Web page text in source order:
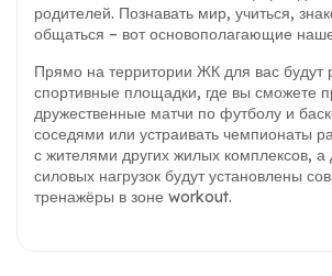
родителей. Познавать мир, учиться,
общаться – вот основополагающие
Прямо на территории ЖК для вас будут
спортивные площадки, где вы сможете
дружественные матчи по футболу и
соседями или устраивать чемпионаты
с жителями других жилых комплексов,
силовых нагрузок будут установлены
тренажёры в зоне workout.